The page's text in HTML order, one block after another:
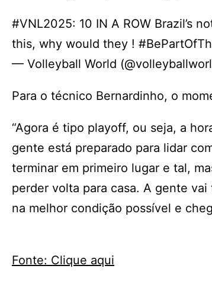
#VNL2025: 10 IN A ROW Brazil’s
this, why would they !
— Volleyball World
Para o técnico Bernardinho, o
“Agora é tipo playoff, ou seja, a
gente está preparado para lidar
terminar em primeiro lugar e tal,
perder volta para casa. A gente
na melhor condição possível e
Fonte: Clique aqui